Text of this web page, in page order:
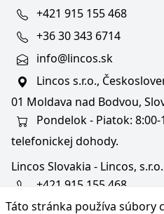
Táto stránka používa súbory
+421 915 155 468
+36 30 343 6714
info@lincos.sk
Lincos s.r.o.,
01 Moldava nad Bodvou,
Pondelok - Piatok:
telefonickej dohody.
Lincos Slovakia - Lincos,
+421 915 155 468
+36/30 343 6714